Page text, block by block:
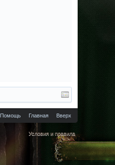
Помощь Главная Вверх
Условия и правила